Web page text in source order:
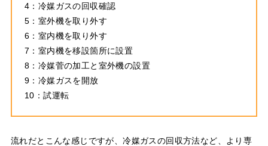
4：冷媒ガスの回収確認
5：室外機を取り外す
6：室内機を取り外す
7：室内機を移設箇所に設置
8：冷媒菅の加工と室外機の設置
9：冷媒ガスを開放
10：試運転
流れだとこんな感じですが、冷媒ガスの回収方法など、より専